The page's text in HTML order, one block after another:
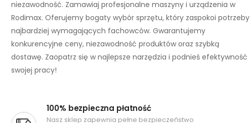
niezawodność. Zamawiaj profesjonalne maszyny i urządzenia w
Rodimax. Oferujemy bogaty wybór sprzętu, który zaspokoi potrzeby
najbardziej wymagających fachowców. Gwarantujemy
konkurencyjne ceny, niezawodność produktów oraz szybką
dostawę. Zaopatrz się w najlepsze narzędzia i podnieś efektywność
swojej pracy!
100% bezpieczna płatność
Nasz sklep zapewnia pełne bezpieczeństwo